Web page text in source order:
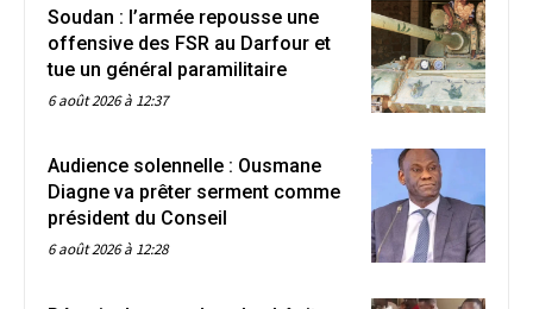
Soudan : l’armée repousse une
offensive des FSR au Darfour et
tue un général paramilitaire
6 août 2026 à 12:37
Audience solennelle : Ousmane
Diagne va prêter serment comme
président du Conseil
6 août 2026 à 12:28